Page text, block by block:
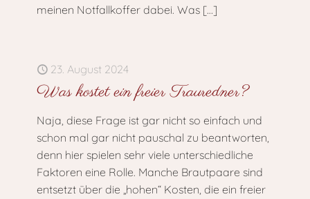
meinen Notfallkoffer dabei. Was […]
23. August 2024
Was kostet ein freier Trauredner?
Naja, diese Frage ist gar nicht so einfach und
schon mal gar nicht pauschal zu beantworten,
denn hier spielen sehr viele unterschiedliche
Faktoren eine Rolle. Manche Brautpaare sind
entsetzt über die „hohen“ Kosten, die ein freier